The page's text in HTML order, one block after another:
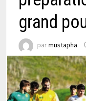
grand
parmustapha